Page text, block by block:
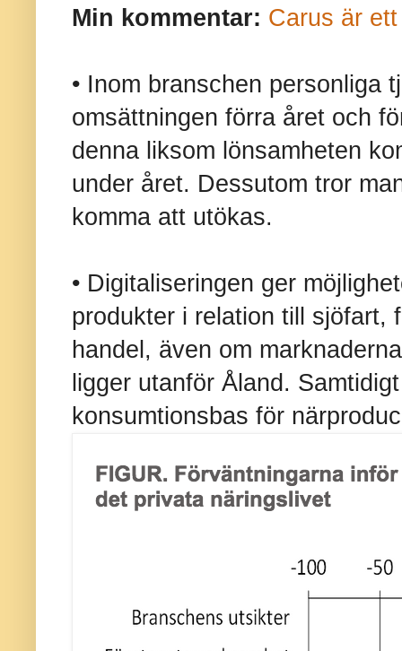
Min kommentar: Carus är
• Inom branschen personliga
omsättningen förra året och
denna liksom lönsamheten
under året. Dessutom tror
komma att utökas.
• Digitaliseringen ger
produkter i relation till sjöfart,
handel, även om
ligger utanför Åland.
konsumtionsbas för